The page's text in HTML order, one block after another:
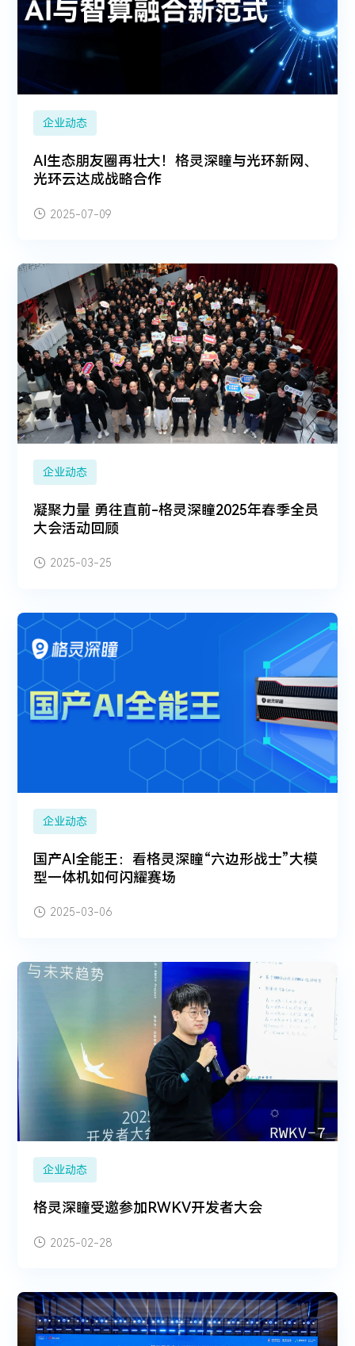
企业动态
AI生态朋友圈再壮大！格灵深瞳与光环新网、
光环云达成战略合作
2025-07-09
企业动态
凝聚力量 勇往直前-格灵深瞳2025年春季全员
大会活动回顾
2025-03-25
企业动态
国产AI全能王：看格灵深瞳“六边形战士”大模
型一体机如何闪耀赛场
2025-03-06
企业动态
格灵深瞳受邀参加RWKV开发者大会
2025-02-28